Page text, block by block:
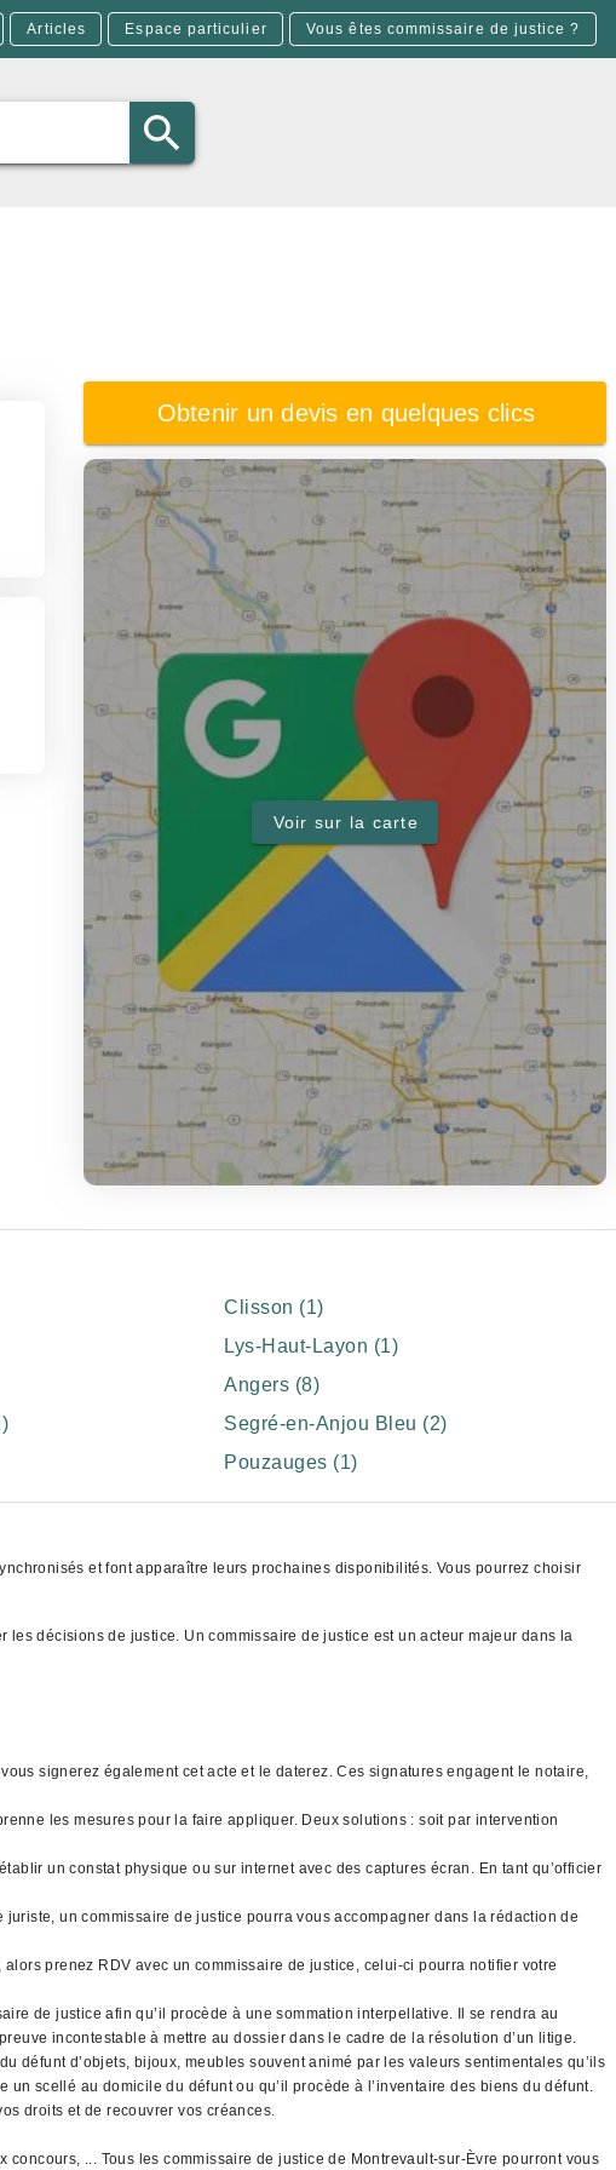
Articles Espace particulier Vous êtes commissaire de justice ?
Obtenir un devis en quelques clics
Voir sur la carte
Clisson (1)
Lys-Haut-Layon (1)
Angers (8)
Segré-en-Anjou Bleu (2)
Pouzauges (1)
et font apparaître leurs prochaines disponibilités. Vous pourrez choisir
décisions de justice. Un commissaire de justice est un acteur majeur dans la
signerez également cet acte et le daterez. Ces signatures engagent le notaire,
les mesures pour la faire appliquer. Deux solutions : soit par intervention
un constat physique ou sur internet avec des captures écran. En tant qu’officier
un commissaire de justice pourra vous accompagner dans la rédaction de
prenez RDV avec un commissaire de justice, celui-ci pourra notifier votre
de justice afin qu’il procède à une sommation interpellative. Il se rendra au
incontestable à mettre au dossier dans le cadre de la résolution d’un litige.
défunt d’objets, bijoux, meubles souvent animé par les valeurs sentimentales qu’ils
scellé au domicile du défunt ou qu’il procède à l’inventaire des biens du défunt.
droits et de recouvrer vos créances.
... Tous les commissaire de justice de Montrevault-sur-Èvre pourront vous